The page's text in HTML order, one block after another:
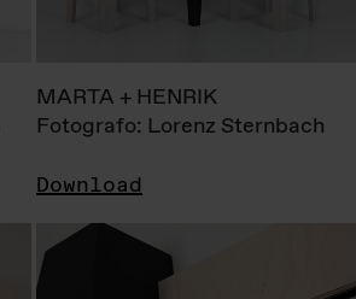
MARTA + HENRIK
Fotografo: Lorenz Sternbach
Download